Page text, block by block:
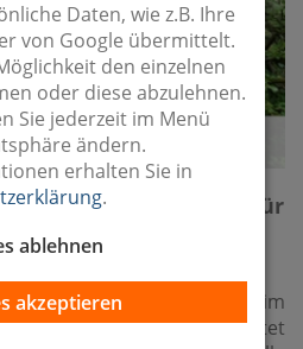
m² in Berlin-Karow für
großzügige Grundstück im
Pankow, Ortsteil Karow bietet
Daten, wie z.B. Ihre
von Google übermittelt.
den einzelnen
oder diese abzulehnen.
Sie jederzeit im Menü
ändern.
erhalten Sie in
.
ablehnen
akzeptieren